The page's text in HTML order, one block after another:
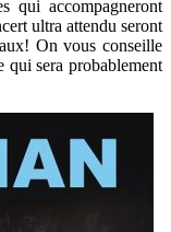
qui accompagneront
ultra attendu seront
On vous conseille
qui sera probablement